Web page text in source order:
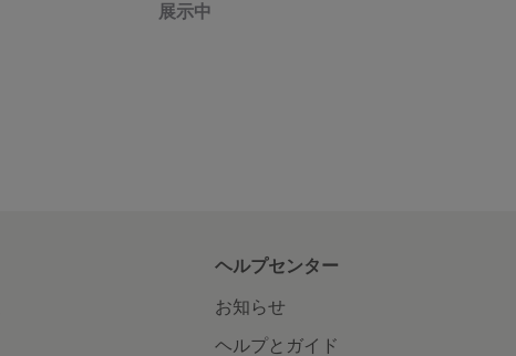
展示中
ヘルプセンター
お知らせ
ヘルプとガイド